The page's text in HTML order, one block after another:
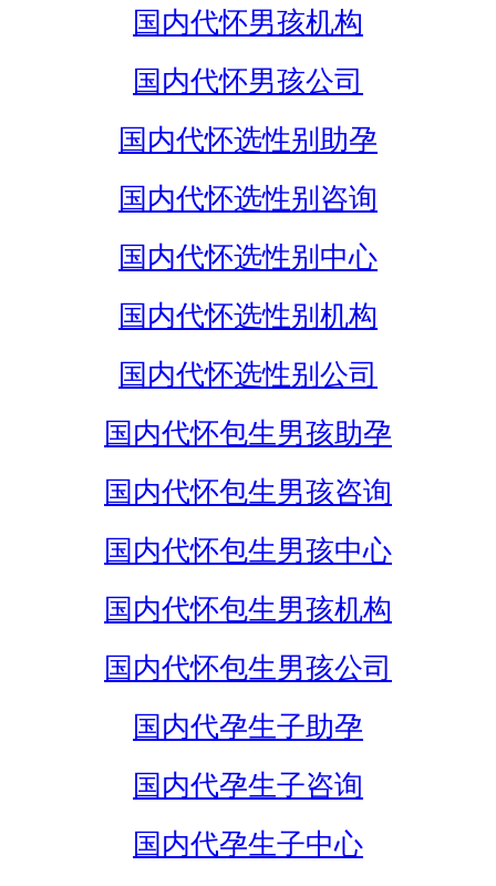
国内代怀男孩机构
国内代怀男孩公司
国内代怀选性别助孕
国内代怀选性别咨询
国内代怀选性别中心
国内代怀选性别机构
国内代怀选性别公司
国内代怀包生男孩助孕
国内代怀包生男孩咨询
国内代怀包生男孩中心
国内代怀包生男孩机构
国内代怀包生男孩公司
国内代孕生子助孕
国内代孕生子咨询
国内代孕生子中心